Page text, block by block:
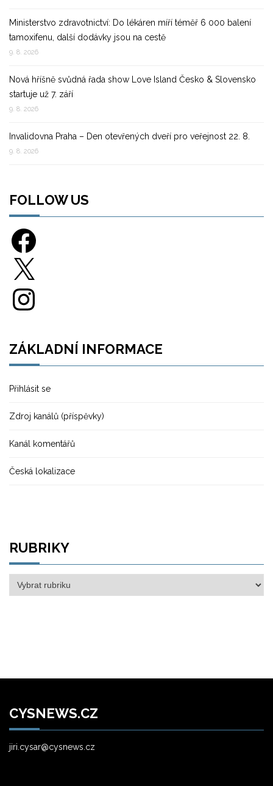
Ministerstvo zdravotnictví: Do lékáren míří téměř 6 000 balení
tamoxifenu, další dodávky jsou na cestě
9. 8. 2026
Nová hříšně svůdná řada show Love Island Česko & Slovensko
startuje už 7. září
9. 8. 2026
Invalidovna Praha – Den otevřených dveří pro veřejnost 22. 8.
9. 8. 2026
FOLLOW US
Facebook
Instagram
ZÁKLADNÍ INFORMACE
Přihlásit se
Zdroj kanálů (příspěvky)
Kanál komentářů
Česká lokalizace
RUBRIKY
Rubriky
CYSNEWS.CZ
jiri.cysar@cysnews.cz